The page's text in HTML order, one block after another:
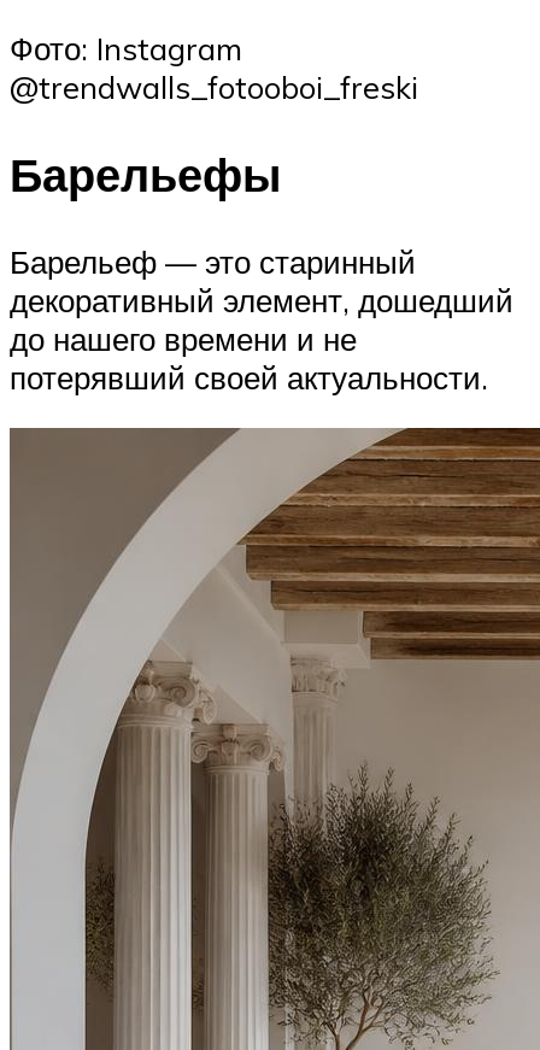
Фото: Instagram
@trendwalls_fotooboi_freski
Барельефы
Барельеф — это старинный
декоративный элемент, дошедший
до нашего времени и не
потерявший своей актуальности.